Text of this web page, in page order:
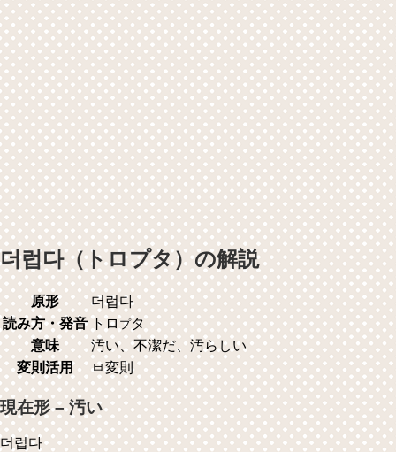
더럽다（トロプタ）の解説
原形
더럽다
読み方・発音 トロプタ
意味
汚い、不潔だ、汚らしい
変則活用
ㅂ変則
現在形 – 汚い
더럽다